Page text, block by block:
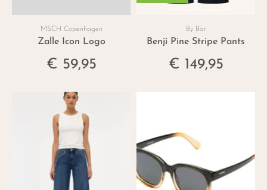
MSCH Copenhagen
Zalle Icon Logo
€ 59,95
By Bar
Benji Pine Stripe Pants
€ 149,95